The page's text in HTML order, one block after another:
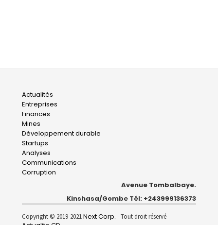
Main
navigation
Actualités
Entreprises
Finances
Mines
Développement durable
Startups
Analyses
Communications
Corruption
Avenue Tombalbaye.
Kinshasa/Gombe Tél: +243999136373
Copyright © 2019-2021Next Corp. - Tout droit réservé